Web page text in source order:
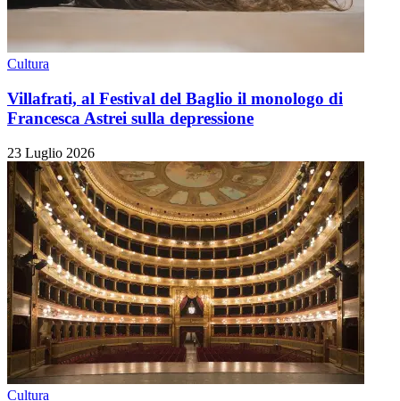
Cultura
Villafrati, al Festival del Baglio il monologo di
Francesca Astrei sulla depressione
23 Luglio 2026
Cultura